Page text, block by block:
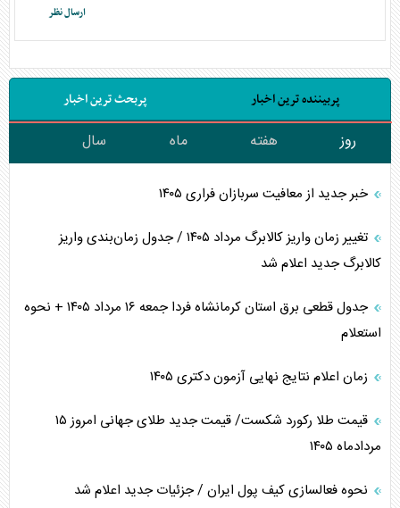
پربیننده ترین اخبار پربحث ترین اخبار
روز هفته ماه سال
خبر جدید از معافیت سربازان فراری ۱۴۰۵
تغییر زمان واریز کالابرگ مرداد ۱۴۰۵ / جدول زمان‌بندی واریز
کالابرگ جدید اعلام شد
جدول قطعی برق استان کرمانشاه فردا جمعه ۱۶ مرداد ۱۴۰۵ + نحوه
استعلام
زمان اعلام نتایج نهایی آزمون دکتری ۱۴۰۵
قیمت طلا رکورد شکست/ قیمت جدید طلای جهانی امروز ۱۵
مردادماه ۱۴۰۵
نحوه فعالسازی کیف پول ایران / جزئیات جدید اعلام شد